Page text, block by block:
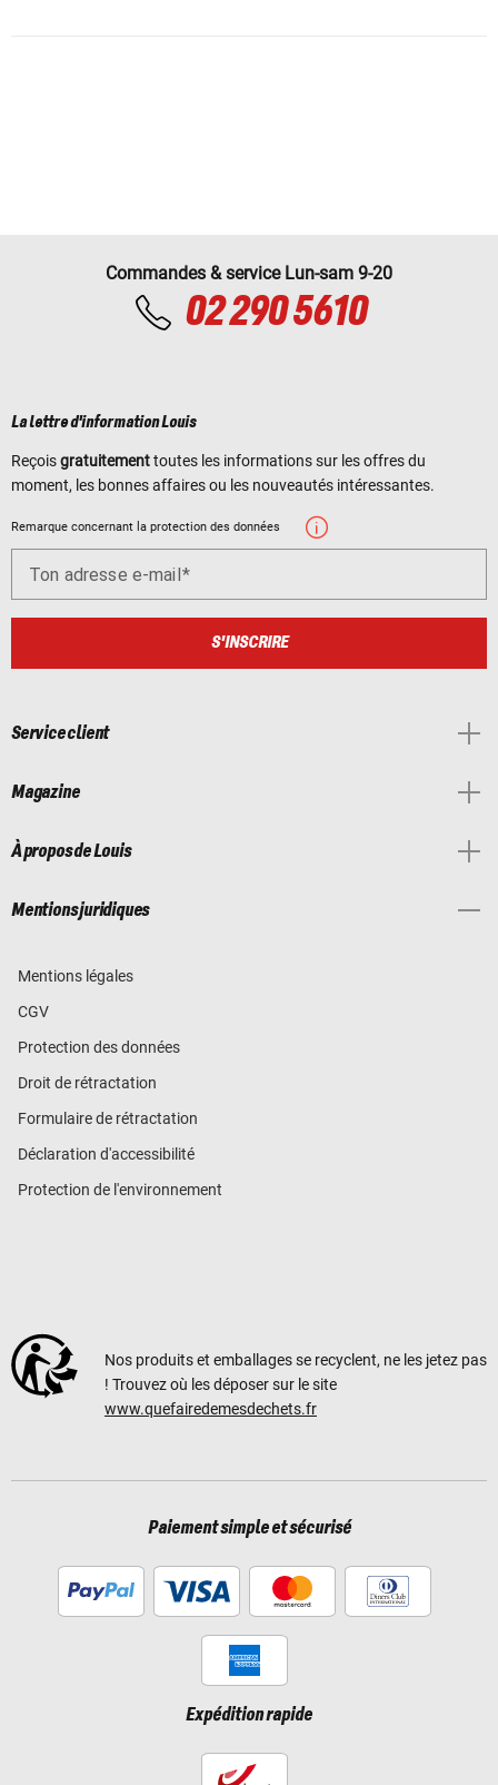
Commandes & service Lun-sam 9-20
02 290 5610
La lettre d'information Louis
Reçoisgratuitementtoutes les informations sur les offres du
moment, les bonnes affaires ou les nouveautés intéressantes.
Remarque concernant la protection des données
Ton adresse e-mail
S'INSCRIRE
Service client
Magazine
À propos de Louis
Mentions juridiques
Mentions légales
CGV
Protection des données
Droit de rétractation
Formulaire de rétractation
Déclaration d'accessibilité
Protection de l'environnement
Nos produits et emballages se recyclent, ne les jetez pas
! Trouvez où les déposer sur le site
www.quefairedemesdechets.fr
Paiement simple et sécurisé
Expédition rapide